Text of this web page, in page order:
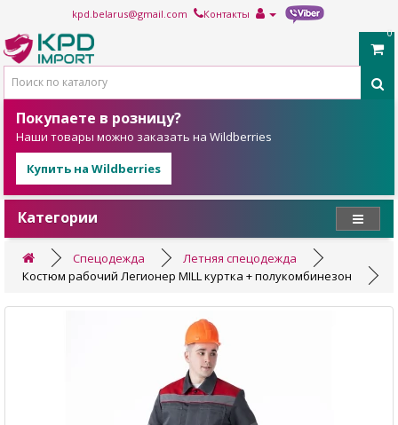
kpd.belarus@gmail.com
Контакты
0
Покупаете в розницу?
Наши товары можно заказать на Wildberries
Купить на Wildberries
Категории
Спецодежда
Летняя спецодежда
Костюм рабочий Легионер MILL куртка + полукомбинезон